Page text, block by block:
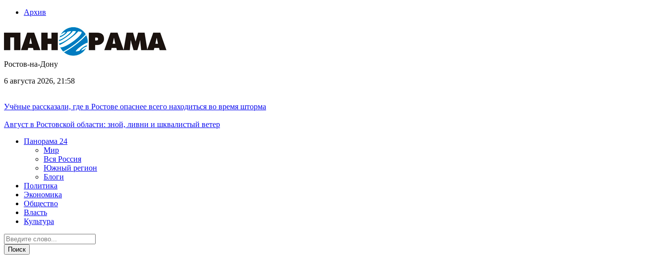
Архив
Ростов-на-Дону
6 августа 2026, 21:58
Учёные рассказали, где в Ростове опаснее всего находиться во время шторма
Август в Ростовской области: зной, ливни и шквалистый ветер
Панорама 24
Мир
Вся Россия
Южный регион
Блоги
Политика
Экономика
Общество
Власть
Культура